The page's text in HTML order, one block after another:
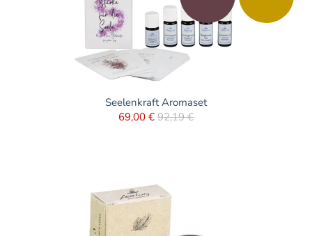
Seelenkraft Aromaset
69,00 € 92,19 €